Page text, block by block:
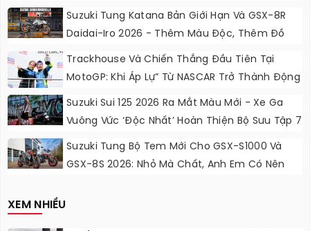
Suzuki Tung Katana Bản Giới Hạn Và GSX-8R
Daidai-Iro 2026 - Thêm Màu Độc, Thêm Đồ
Chơi, Thêm Cá Tính
Trackhouse Và Chiến Thắng Đầu Tiên Tại
MotoGP: Khi Áp Lự” Từ NASCAR Trở Thành Động
Lực Ngọt Ngào
Suzuki Sui 125 2026 Ra Mắt Màu Mới - Xe Ga
Vuông Vức ‘độc Nhất’ Hoàn Thiện Bộ Sưu Tập 7
Sắc Cầu Vồng
Suzuki Tung Bộ Tem Mới Cho GSX-S1000 Và
GSX-8S 2026: Nhỏ Mà Chất, Anh Em Có Nên
XEM NHIỀU